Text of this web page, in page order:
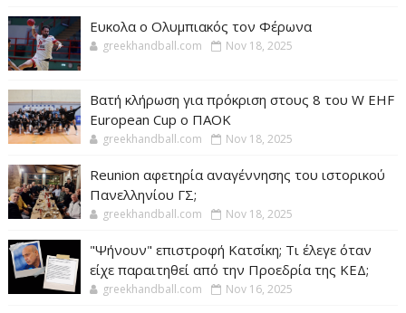
Ευκολα ο Ολυμπιακός τον Φέρωνα
greekhandball.com Nov 18, 2025
Βατή κλήρωση για πρόκριση στους 8 του W EHF
European Cup ο ΠΑΟΚ
greekhandball.com Nov 18, 2025
Reunion αφετηρία αναγέννησης του ιστορικού
Πανελληνίου ΓΣ;
greekhandball.com Nov 18, 2025
"Ψήνουν" επιστροφή Κατσίκη; Τι έλεγε όταν
είχε παραιτηθεί από την Προεδρία της ΚΕΔ;
greekhandball.com Nov 16, 2025